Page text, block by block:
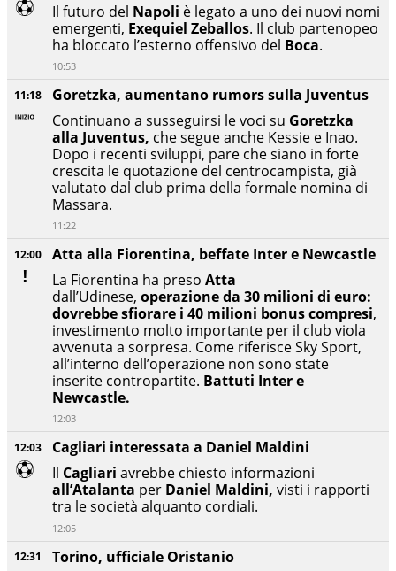
12:31
Torino, ufficiale Oristanio
12:03
Cagliari interessata a Daniel Maldini
Il Cagliari avrebbe chiesto informazioni
all’Atalanta per Daniel Maldini, visti i rapporti
tra le società alquanto cordiali.
12:05
12:00
Atta alla Fiorentina, beffate Inter e Newcastle
La Fiorentina ha preso Atta
dall’Udinese, operazione da 30 milioni di euro:
dovrebbe sfiorare i 40 milioni bonus compresi,
investimento molto importante per il club viola
avvenuta a sorpresa. Come riferisce Sky Sport,
all’interno dell’operazione non sono state
inserite contropartite. Battuti Inter e
Newcastle.
12:03
11:18
Goretzka, aumentano rumors sulla Juventus
Continuano a susseguirsi le voci su Goretzka
alla Juventus, che segue anche Kessie e Inao.
Dopo i recenti sviluppi, pare che siano in forte
crescita le quotazione del centrocampista, già
valutato dal club prima della formale nomina di
Massara.
11:22
Il futuro del Napoli è legato a uno dei nuovi nomi
emergenti, Exequiel Zeballos. Il club partenopeo
ha bloccato l’esterno offensivo del Boca.
10:53